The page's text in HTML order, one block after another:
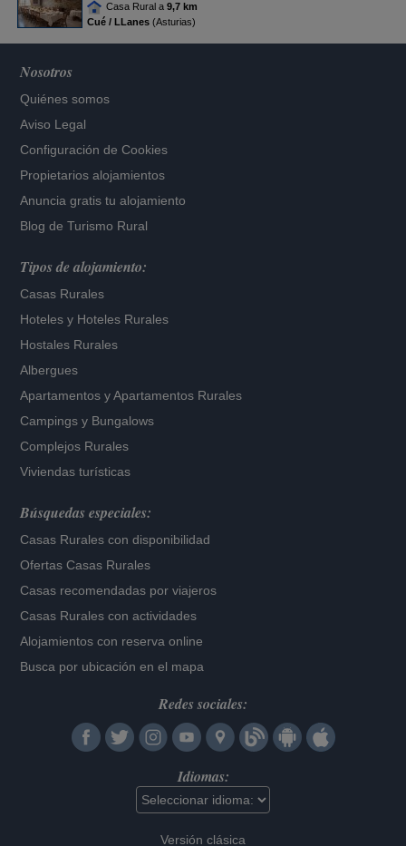
Casa Rural a 9,7 km
Cué / LLanes(Asturias)
Nosotros
Quiénes somos
Aviso Legal
Configuración de Cookies
Propietarios alojamientos
Anuncia gratis tu alojamiento
Blog de Turismo Rural
Tipos de alojamiento:
Casas Rurales
Hoteles y Hoteles Rurales
Hostales Rurales
Albergues
Apartamentos yApartamentos Rurales
Campings y Bungalows
Complejos Rurales
Viviendas turísticas
Búsquedas especiales:
Casas Rurales con disponibilidad
Ofertas Casas Rurales
Casas recomendadas por viajeros
Casas Rurales con actividades
Alojamientos con reserva online
Busca por ubicación en el mapa
Redes sociales:
Idiomas:
Versión clásica